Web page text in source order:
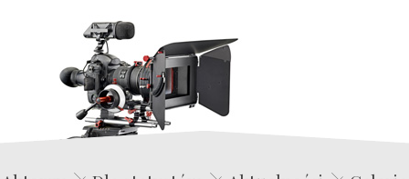
Edwin Film Agencja Aktorska